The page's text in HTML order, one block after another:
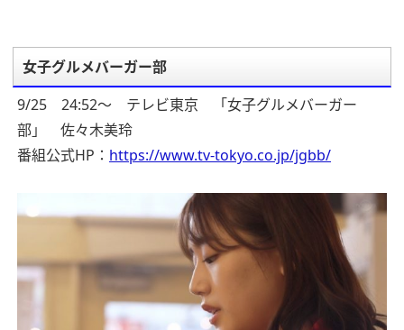
女子グルメバーガー部
9/25 24:52～ テレビ東京 「女子グルメバーガー
部」 佐々木美玲
番組公式HP： https://www.tv-tokyo.co.jp/jgbb/